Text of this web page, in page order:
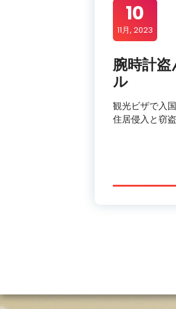
10
11月, 2023
腕時計
ル
観光ビザで入
住居侵入と窃